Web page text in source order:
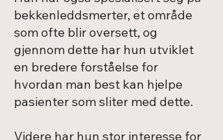
bekkenleddsmerter, et område
som ofte blir oversett, og
gjennom dette har hun utviklet
en bredere forståelse for
hvordan man best kan hjelpe
pasienter som sliter med dette.
Videre har hun stor interesse for